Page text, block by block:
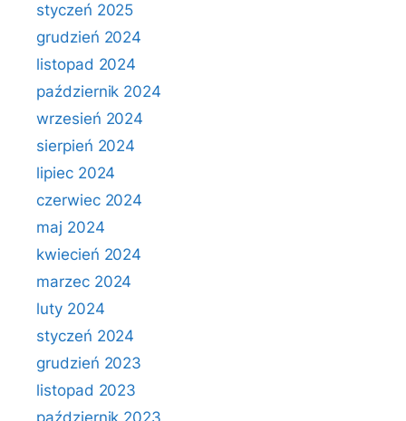
styczeń 2025
grudzień 2024
listopad 2024
październik 2024
wrzesień 2024
sierpień 2024
lipiec 2024
czerwiec 2024
maj 2024
kwiecień 2024
marzec 2024
luty 2024
styczeń 2024
grudzień 2023
listopad 2023
październik 2023